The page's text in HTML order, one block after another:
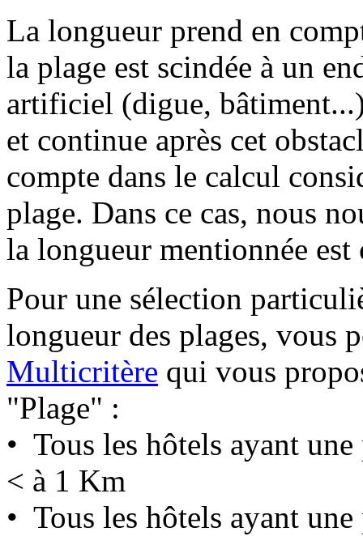
La longueur prend en
la plage est scindée à un
artificiel (digue,
et continue après cet
compte dans le calcul
plage. Dans ce cas, nous
la longueur mentionnée
Pour une sélection
longueur des plages, vous
Multicritère qui vous
"Plage" :
• Tous les hôtels ayant
< à 1 Km
• Tous les hôtels ayant